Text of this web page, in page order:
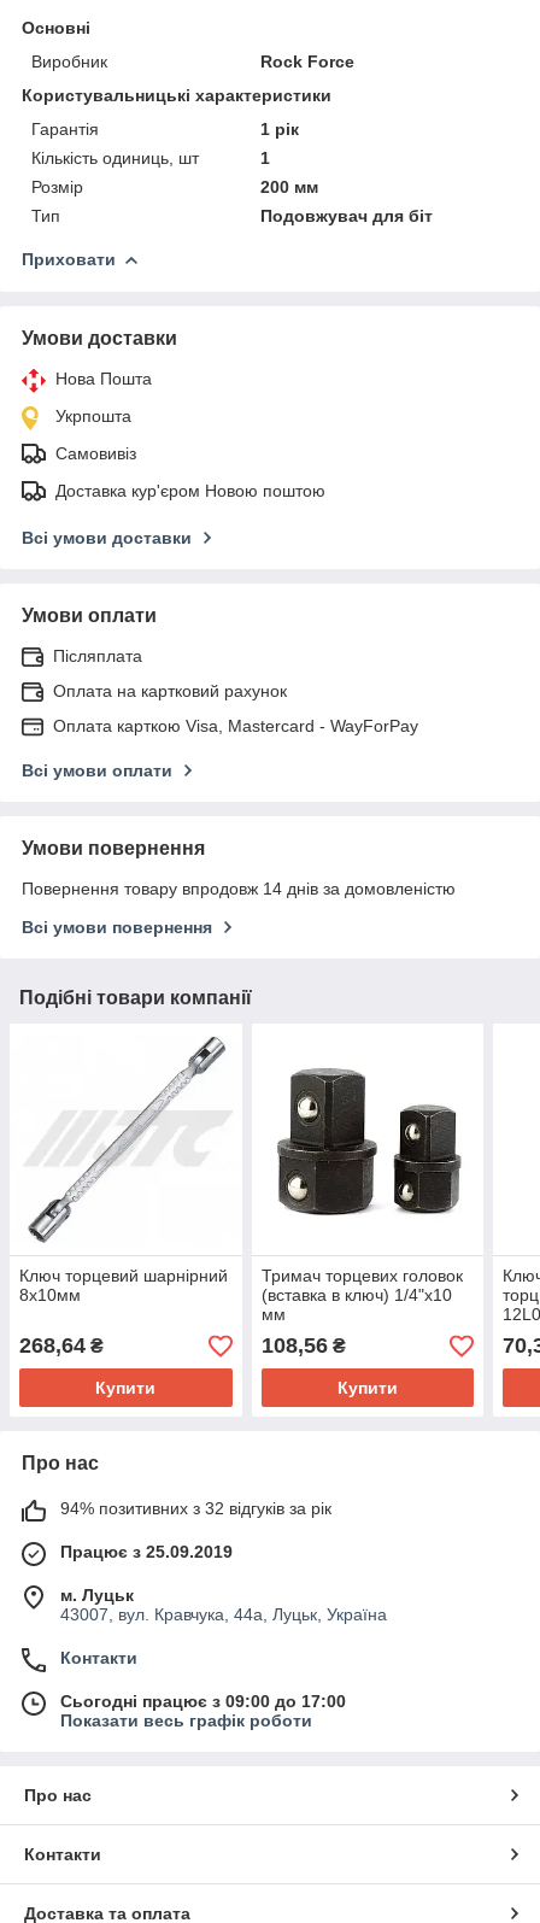
Основні
Виробник
Rock Force
Користувальницькі характеристики
Гарантія
1 рік
Кількість одиниць, шт
1
Розмір
200 мм
Тип
Подовжувач для біт
Приховати
Умови доставки
Нова Пошта
Укрпошта
Самовивіз
Доставка кур'єром Новою поштою
Всі умови доставки
Умови оплати
Післяплата
Оплата на картковий рахунок
Оплата карткою Visa, Mastercard - WayForPay
Всі умови оплати
Умови повернення
Повернення товару впродовж 14 днів за домовленістю
Всі умови повернення
Подібні товари компанії
Ключ торцевий шарнірний
8х10мм
268,64 ₴
Купити
Тримач торцевих головок
(вставка в ключ) 1/4"х10
мм
108,56₴
Купити
Про нас
94% позитивних з 32 відгуків за рік
Працює з 25.09.2019
м. Луцьк
43007, вул. Кравчука, 44а, Луцьк, Україна
Контакти
Сьогодні працює з 09:00 до 17:00
Показати весь графік роботи
Про нас
Контакти
Доставка та оплата